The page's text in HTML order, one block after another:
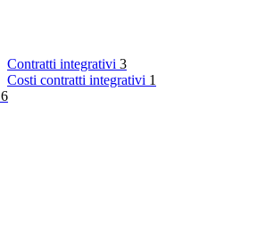
Contratti integrativi 3
Costi contratti integrativi 1
6